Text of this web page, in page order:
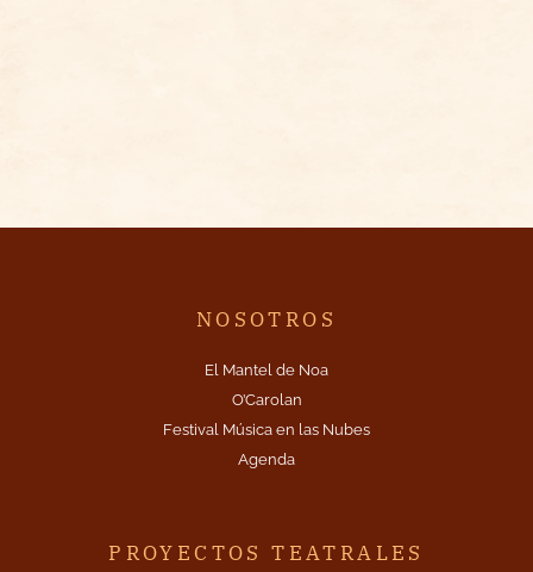
NOSOTROS
El Mantel de Noa
O’Carolan
Festival Música en las Nubes
Agenda
PROYECTOS TEATRALES